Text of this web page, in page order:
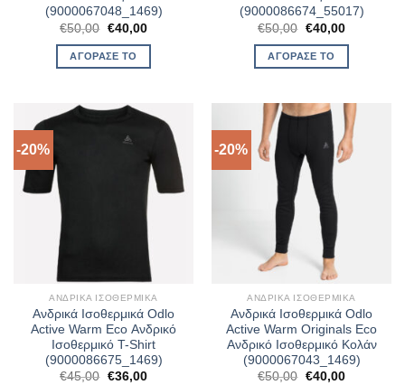
(9000067048_1469)
€50,00 Original
price
was:
€50,00.
€40,00Η
τιμή
ΑΓΌΡΑΣΈ ΤΟ
(9000086674_55017)
€50,00 Original
price
was:
€50,00.
€40,00Η
τιμή
ΑΓΌΡΑΣΈ ΤΟ
-20%
ΑΝΔΡΙΚΆ ΙΣΟΘΕΡΜΙΚΆ
Ανδρικά Ισοθερμικά Odlo
Active Warm Eco Ανδρικό
Ισοθερμικό T-Shirt
(9000086675_1469)
€45,00 Original
€36,00Η
-20%
ΑΝΔΡΙΚΆ ΙΣΟΘΕΡΜΙΚΆ
Ανδρικά Ισοθερμικά Odlo
Active Warm Originals Eco
Ανδρικό Ισοθερμικό Κολάν
(9000067043_1469)
€50,00 Original
€40,00Η